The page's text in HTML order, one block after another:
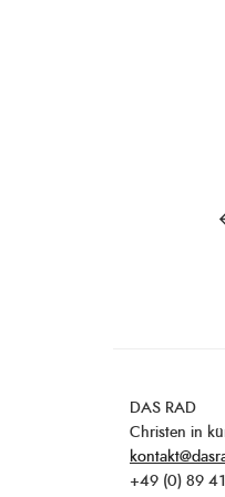
DAS RAD
Christen in
+49 (0) 89